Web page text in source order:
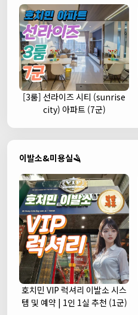
[3룸] 선라이즈 시티 (sunrise
city) 아파트 (7군)
이발소&미용실🪒
호치민 VIP 럭셔리 이발소 시스
템 및 예약 | 1인 1실 추천 (1군)